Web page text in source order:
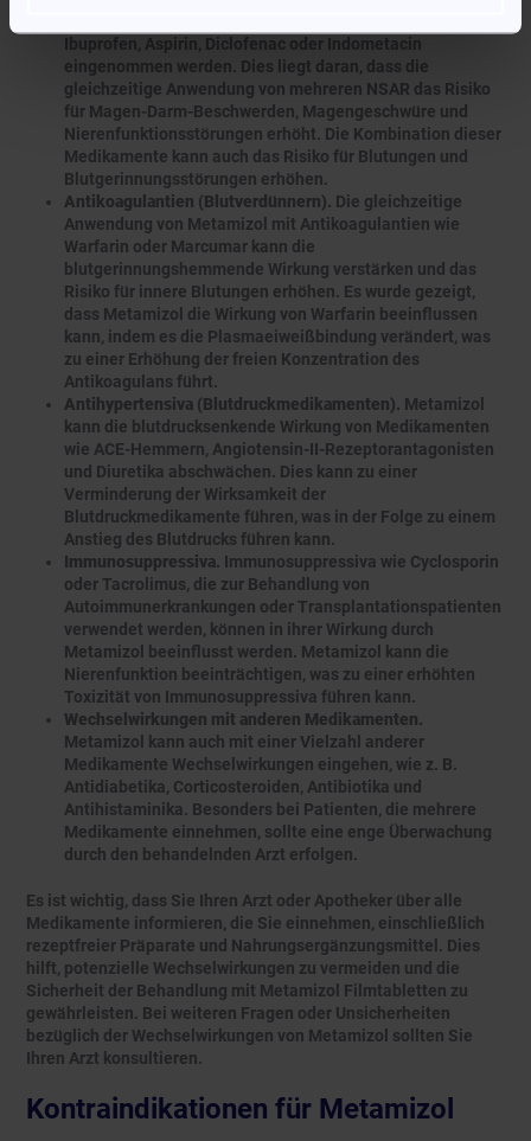
Ibuprofen, Aspirin, Diclofenac oder Indometacin
eingenommen werden. Dies liegt daran, dass die
gleichzeitige Anwendung von mehreren NSAR das Risiko
für Magen-Darm-Beschwerden, Magengeschwüre und
Nierenfunktionsstörungen erhöht. Die Kombination dieser
Medikamente kann auch das Risiko für Blutungen und
Blutgerinnungsstörungen erhöhen.
Antikoagulantien (Blutverdünnern). Die gleichzeitige
Anwendung von Metamizol mit Antikoagulantien wie
Warfarin oder Marcumar kann die
blutgerinnungshemmende Wirkung verstärken und das
Risiko für innere Blutungen erhöhen. Es wurde gezeigt,
dass Metamizol die Wirkung von Warfarin beeinflussen
kann, indem es die Plasmaeiweißbindung verändert, was
zu einer Erhöhung der freien Konzentration des
Antikoagulans führt.
Antihypertensiva (Blutdruckmedikamenten). Metamizol
kann die blutdrucksenkende Wirkung von Medikamenten
wie ACE-Hemmern, Angiotensin-II-Rezeptorantagonisten
und Diuretika abschwächen. Dies kann zu einer
Verminderung der Wirksamkeit der
Blutdruckmedikamente führen, was in der Folge zu einem
Anstieg des Blutdrucks führen kann.
Immunosuppressiva. Immunosuppressiva wie Cyclosporin
oder Tacrolimus, die zur Behandlung von
Autoimmunerkrankungen oder Transplantationspatienten
verwendet werden, können in ihrer Wirkung durch
Metamizol beeinflusst werden. Metamizol kann die
Nierenfunktion beeinträchtigen, was zu einer erhöhten
Toxizität von Immunosuppressiva führen kann.
Wechselwirkungen mit anderen Medikamenten.
Metamizol kann auch mit einer Vielzahl anderer
Medikamente Wechselwirkungen eingehen, wie z. B.
Antidiabetika, Corticosteroiden, Antibiotika und
Antihistaminika. Besonders bei Patienten, die mehrere
Medikamente einnehmen, sollte eine enge Überwachung
durch den behandelnden Arzt erfolgen.
Es ist wichtig, dass Sie Ihren Arzt oder Apotheker über alle
Medikamente informieren, die Sie einnehmen, einschließlich
rezeptfreier Präparate und Nahrungsergänzungsmittel. Dies
hilft, potenzielle Wechselwirkungen zu vermeiden und die
Sicherheit der Behandlung mit Metamizol Filmtabletten zu
gewährleisten. Bei weiteren Fragen oder Unsicherheiten
bezüglich der Wechselwirkungen von Metamizol sollten Sie
Ihren Arzt konsultieren.
Kontraindikationen für Metamizol